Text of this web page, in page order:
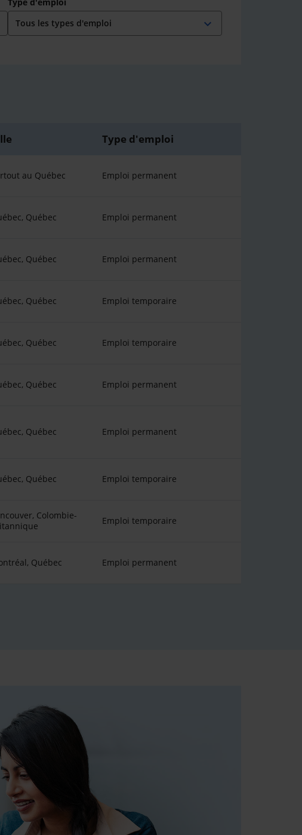
expand_more
Type d'emploi
au Québec Emploi permanent
Québec Emploi permanent
Québec Emploi permanent
Québec Emploi temporaire
Québec Emploi temporaire
Québec Emploi permanent
Québec Emploi permanent
Québec Emploi temporaire
Colombie-
Emploi temporaire
Québec Emploi permanent